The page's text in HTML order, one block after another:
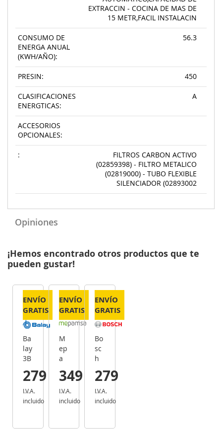
EXTRACCIN - COCINA DE MAS DE
15 METR,FACIL INSTALACIN
CONSUMO DE
ENERGA ANUAL
(KWH/AÑO):
56.3
PRESIN: 450
CLASIFICACIONES
ENERGTICAS:
A
ACCESORIOS
OPCIONALES:
:
FILTROS CARBON ACTIVO
(02859398) - FILTRO METALICO
(02819000) - TUBO FLEXIBLE
SILENCIADOR (02893002
Opiniones
¡Hemos encontrado otros productos que te
pueden gustar!
ENVÍO
GRATIS
Ba
lay
3B
C0
67
EX
-
pa
279
I.V.A.
incluido
ENVÍO
GRATIS
M
ep
a
ms
a
SE
CR
IN
349
I.V.A.
incluido
ENVÍO
GRATIS
Bo
sc
h
D
W
B6
6B
Ca
279
I.V.A.
incluido